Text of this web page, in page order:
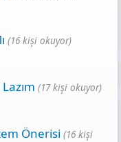
(16 kişi okuyor)
(17 kişi okuyor)
Önerisi (16 kişi